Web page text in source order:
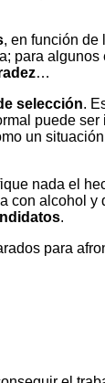
, en función de
para algunos
…
selección.
puede ser
un
nada el
con alcohol y
.
para